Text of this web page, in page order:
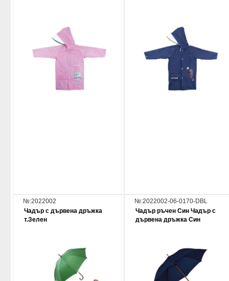
№:2022002
Чадър с дървена дръжка
т.Зелен
№:2022002-06-0170-DBL
Чадър ръчен Син Чадър с
дървена дръжка Син